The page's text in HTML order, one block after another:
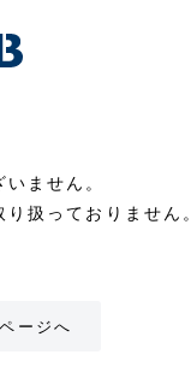
ません。
扱っておりません。
ージへ